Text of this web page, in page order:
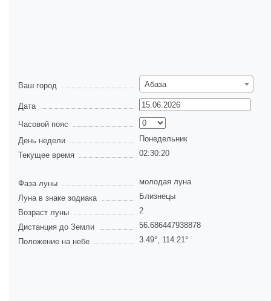
Ваш город Абаза
Дата
Часовой пояс
День недели
Понедельник
Текущее время
02:30:20
Фаза луны
молодая луна
Луна в знаке зодиака
Близнецы
Возраст луны
2
Дистанция до Земли
56.686447938878
Положение на небе
3.49°, 114.21°